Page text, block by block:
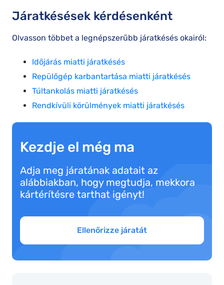
Járatkésések kérdésenként
Olvasson többet a legnépszerűbb járatkésés okairól:
Időjárás miatti járatkésés
Repülőgép karbantartása miatti járatkésés
Túltankolás miatti járatkésés
Rendkívüli körülmények miatti járatkésés
Kezdje el még ma
Adja meg járatának adatait az
alábbiakban, hogy megtudja, mekkora
kártérítésre tarthat igényt!
Ellenőrizze járatát